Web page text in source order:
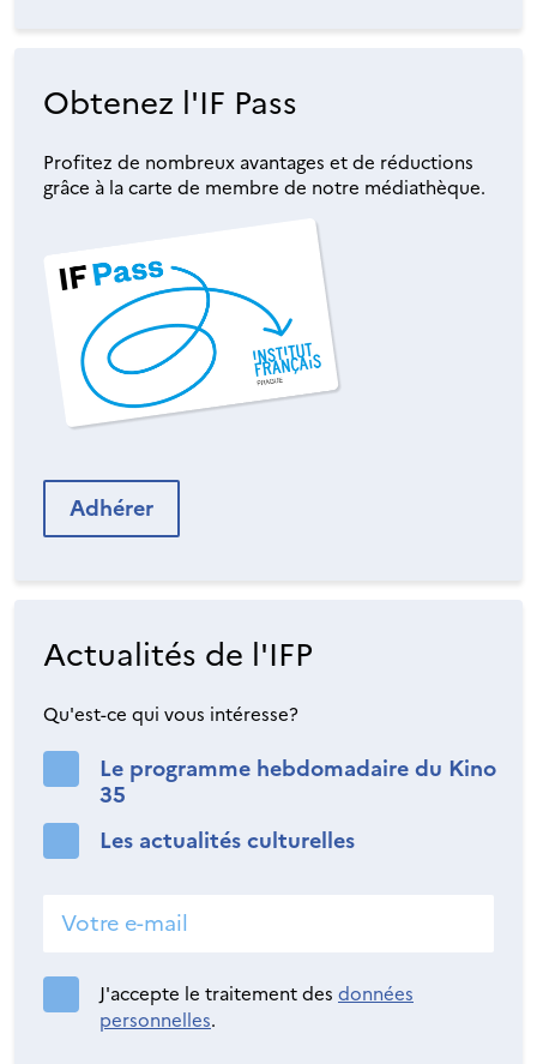
Obtenez l'IF Pass
Profitez de nombreux avantages et de réductions
grâce à la carte de membre de notre médiathèque.
Adhérer
Actualités de l'IFP
Qu'est-ce qui vous intéresse?
Le programme hebdomadaire du Kino
35
Les actualités culturelles
J'accepte le traitement des données
personnelles.